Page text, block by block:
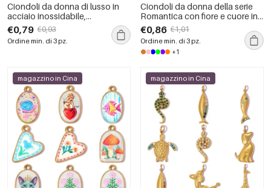
Ciondoli da donna di lusso in
acciaio inossidabile,
impermeabili e dalla forma
geometrica semplice, con
zirconi, della serie Luxurious.
€0,79 €0,93
Ordine min. di 3 pz.
Ciondoli da donna della serie
Romantica con fiore e cuore in
smalto, in acciaio inossidabile,
impermeabili, colore oro.
€0,86 €1,01
Ordine min. di 3 pz.
+1
magazzino in Cina magazzino in Cina